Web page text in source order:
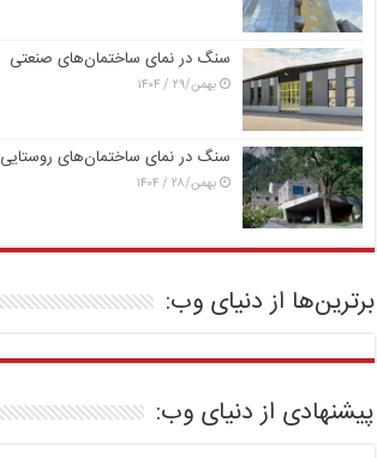
سنگ در نمای ساختمان‌های صنعتی
بهمن/۲۹ / ۱۴۰۴
سنگ در نمای ساختمان‌های روستایی
بهمن/۲۸ / ۱۴۰۴
برترین‌ها از دنیای وب:
پیشنهادی از دنیای وب: